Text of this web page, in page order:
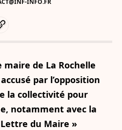
INFO.FR
de La Rochelle
par l’opposition
la collectivité pour
notamment avec la
du Maire »